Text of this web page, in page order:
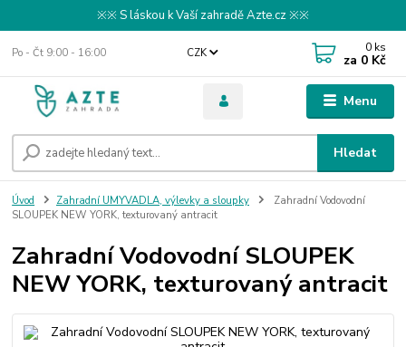
※※ S láskou k Vaší zahradě Azte.cz ※※
Menu
CZK
Hledat
Po - Čt 9:00 - 16:00 0 ks
za 0 Kč
Úvod Zahradní UMYVADLA, výlevky a sloupky
Zahradní Vodovodní
SLOUPEK NEW YORK, texturovaný antracit
Zahradní Vodovodní SLOUPEK
NEW YORK, texturovaný antracit